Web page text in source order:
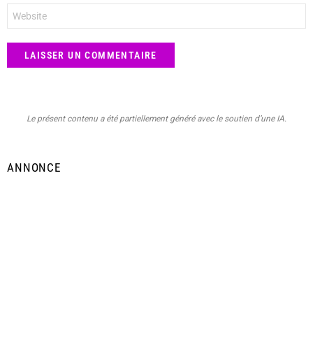
web
Le présent contenu a été partiellement généré avec le soutien d’une IA.
ANNONCE